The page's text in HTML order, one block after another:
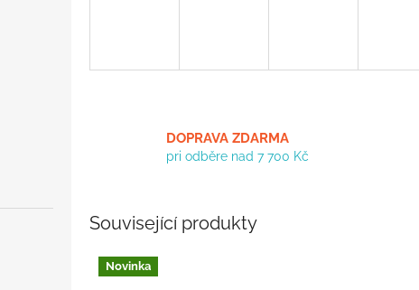
DOPRAVA ZDARMA
pri odběre nad 7 700 Kč
Související produkty
Novinka